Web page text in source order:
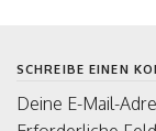
SCHREIBE EINEN
Deine E-Mail-